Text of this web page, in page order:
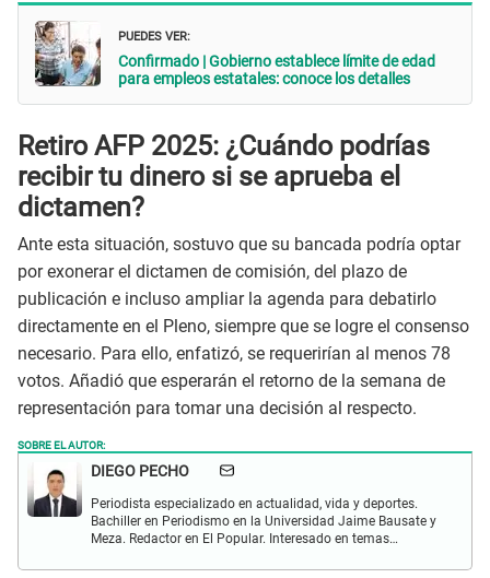
PUEDES VER:
Confirmado | Gobierno establece límite de edad
para empleos estatales: conoce los detalles
Retiro AFP 2025: ¿Cuándo podrías
recibir tu dinero si se aprueba el
dictamen?
Ante esta situación, sostuvo que su bancada podría optar
por exonerar el dictamen de comisión, del plazo de
publicación e incluso ampliar la agenda para debatirlo
directamente en el Pleno, siempre que se logre el consenso
necesario. Para ello, enfatizó, se requerirían al menos 78
votos. Añadió que esperarán el retorno de la semana de
representación para tomar una decisión al respecto.
SOBRE EL AUTOR:
DIEGO PECHO
Periodista especializado en actualidad, vida y deportes.
Bachiller en Periodismo en la Universidad Jaime Bausate y
Meza. Redactor en El Popular. Interesado en temas
internacional, trucos caseros y educación.